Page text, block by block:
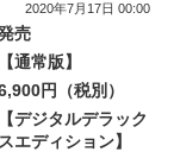
2020年7月17日 00:00
売
【通常版】
円（税別）
【デジタルデラック
スエディション】